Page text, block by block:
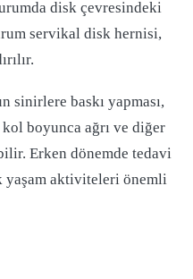
disk çevresindeki
servikal disk hernisi,
sinirlere baskı yapması,
boyunca ağrı ve diğer
Erken dönemde tedavi
yaşam aktiviteleri önemli